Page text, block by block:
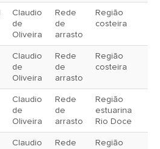
Claudio
de
Oliveira
Rede
de
arrasto
Região
costeira
Claudio
de
Oliveira
Rede
de
arrasto
Região
costeira
Claudio
de
Oliveira
Rede
de
arrasto
Região
estuarina
Rio Doce
Claudio
Rede
Região